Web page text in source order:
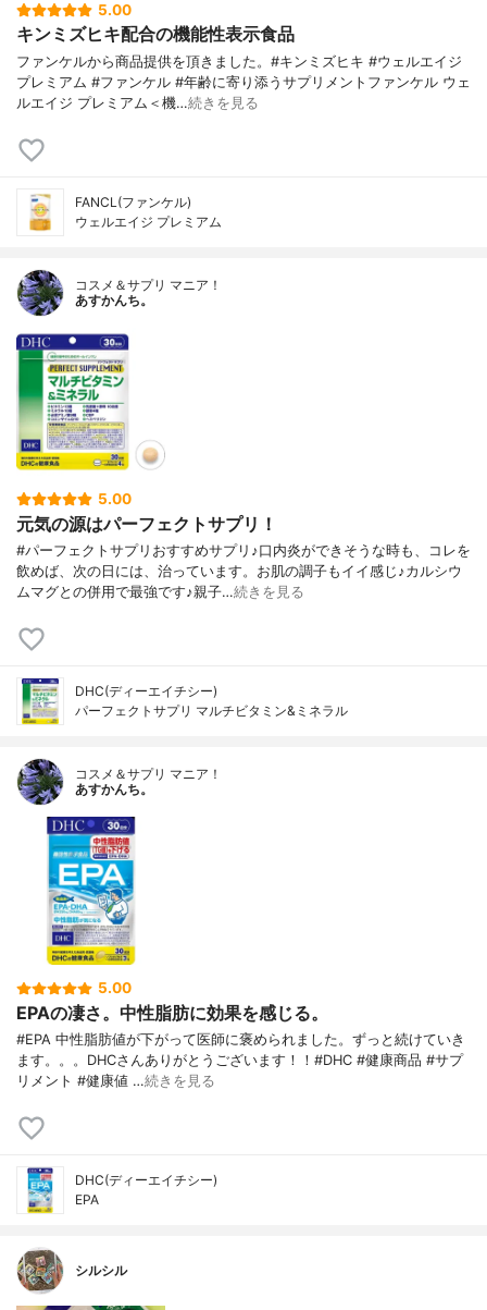
5.00
キンミズヒキ配合の機能性表示食品
ファンケルから商品提供を頂きました。#キンミズヒキ #ウェルエイジ
プレミアム #ファンケル #年齢に寄り添うサプリメントファンケル ウェ
ルエイジ プレミアム＜機…続きを見る
FANCL(ファンケル)
ウェルエイジ プレミアム
コスメ＆サプリ マニア！
あすかんち。
5.00
元気の源はパーフェクトサプリ！
#パーフェクトサプリおすすめサプリ♪口内炎ができそうな時も、コレを
飲めば、次の日には、治っています。お肌の調子もイイ感じ♪カルシウ
ムマグとの併用で最強です♪親子…続きを見る
DHC(ディーエイチシー)
パーフェクトサプリ マルチビタミン&ミネラル
コスメ＆サプリ マニア！
あすかんち。
5.00
EPAの凄さ。中性脂肪に効果を感じる。
#EPA 中性脂肪値が下がって医師に褒められました。ずっと続けていき
ます。。。DHCさんありがとうございます！！#DHC #健康商品 #サプ
リメント #健康値 …続きを見る
DHC(ディーエイチシー)
EPA
シルシル